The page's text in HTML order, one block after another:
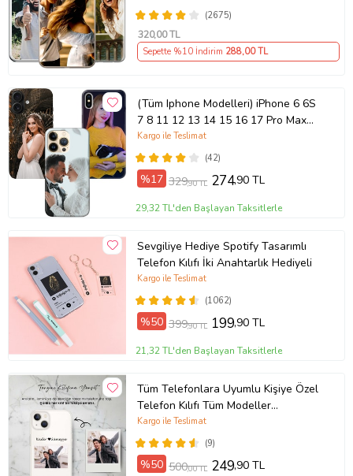
(2675)
320,00 TL
Sepette %10 İndirim 288,00 TL
(Tüm Iphone Modelleri) iPhone 6 6S
7 8 11 12 13 14 15 16 17 Pro Max
Plus Mini Kişiye Özel Resimli
Fotoğraflı Kılıf(42)
Kargo ile Teslimat
%17 329,90 TL 274,90 TL
29,32 TL'den Başlayan Taksitlerle
Sevgiliye Hediye Spotify Tasarımlı
Telefon Kılıfı İki Anahtarlık Hediyeli
(1062)
Kargo ile Teslimat
%50 399,90 TL 199,90 TL
21,32 TL'den Başlayan Taksitlerle
Tüm Telefonlara Uyumlu Kişiye Özel
Telefon Kılıfı Tüm Modeller
Açıklamada
(9)
Kargo ile Teslimat
%50 500,00 TL 249,90 TL